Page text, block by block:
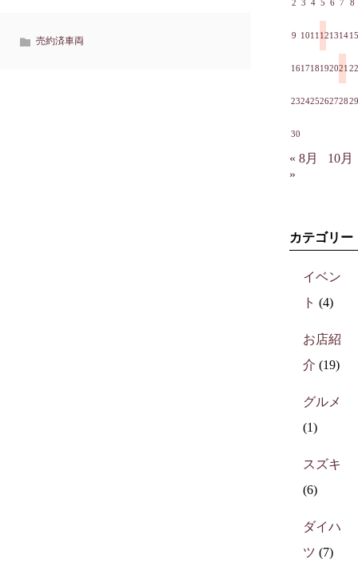
売約済車両
2 3 4 5 6 7 8
9 1011 12131415
161718192021 22
23242526272829
30
« 8月
10月
»
カテゴリー
イベン
ト (4)
お店紹
介 (19)
グルメ
(1)
スズキ
(6)
ダイハ
ツ (7)